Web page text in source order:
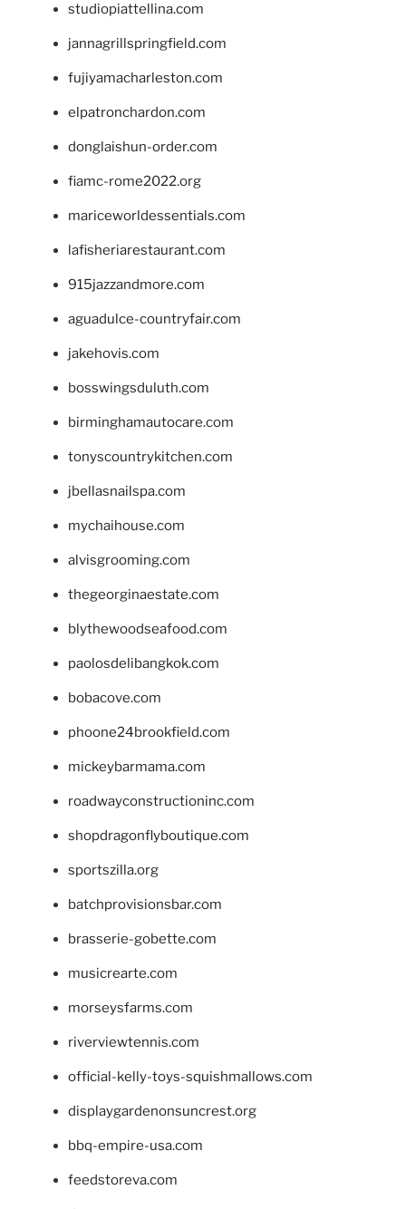
studiopiattellina.com
jannagrillspringfield.com
fujiyamacharleston.com
elpatronchardon.com
donglaishun-order.com
fiamc-rome2022.org
mariceworldessentials.com
lafisheriarestaurant.com
915jazzandmore.com
aguadulce-countryfair.com
jakehovis.com
bosswingsduluth.com
birminghamautocare.com
tonyscountrykitchen.com
jbellasnailspa.com
mychaihouse.com
alvisgrooming.com
thegeorginaestate.com
blythewoodseafood.com
paolosdelibangkok.com
bobacove.com
phoone24brookfield.com
mickeybarmama.com
roadwayconstructioninc.com
shopdragonflyboutique.com
sportszilla.org
batchprovisionsbar.com
brasserie-gobette.com
musicrearte.com
morseysfarms.com
riverviewtennis.com
official-kelly-toys-squishmallows.com
displaygardenonsuncrest.org
bbq-empire-usa.com
feedstoreva.com